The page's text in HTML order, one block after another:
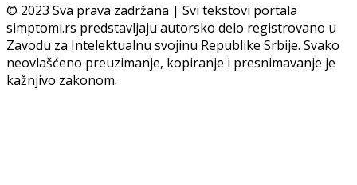
© 2023 Sva prava zadržana | Svi tekstovi portala
simptomi.rs predstavljaju autorsko delo registrovano u
Zavodu za Intelektualnu svojinu Republike Srbije. Svako
neovlašćeno preuzimanje, kopiranje i presnimavanje je
kažnjivo zakonom.